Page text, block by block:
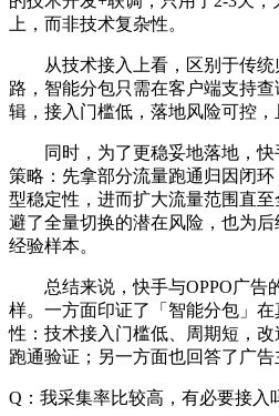
上，而非技术复杂性。
从技术接入上看，区别于传
路，智能分包只需在客户端支持
辑，接入门槛低，落地风险可控，
同时，为了更稳妥地落地，
策略：先拿部分流量跑通归因闭
型稳定性，进而扩大流量范围直
避了全量切换的潜在风险，也为
经验样本。
总结来说，快手与OPPO广告
样。一方面印证了「智能分包」
性：技术接入门槛低、周期短，
跑通验证；另一方面也回答了广告
Q：我采集率比较高，有必要接入